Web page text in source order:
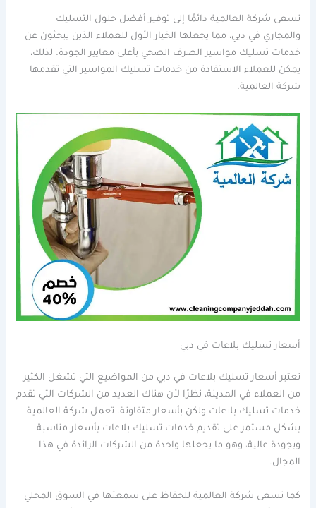
تسعى شركة العالمية دائمًا إلى توفير أفضل حلول التسليك
والمجاري في دبي، مما يجعلها الخيار الأول للعملاء الذين يبحثون عن
خدمات تسليك مواسير الصرف الصحي بأعلى معايير الجودة. لذلك،
يمكن للعملاء الاستفادة من خدمات تسليك المواسير التي تقدمها
شركة العالمية.
أسعار تسليك بلاعات في دبي
تعتبر أسعار تسليك بلاعات في دبي من المواضيع التي تشغل الكثير
من العملاء في المدينة، نظرًا لأن هناك العديد من الشركات التي تقدم
خدمات تسليك بلاعات ولكن بأسعار متفاوتة. تعمل شركة العالمية
بشكل مستمر على تقديم خدمات تسليك بلاعات بأسعار مناسبة
وبجودة عالية، وهو ما يجعلها واحدة من الشركات الرائدة في هذا
المجال.
كما تسعى شركة العالمية للحفاظ على سمعتها في السوق المحلي